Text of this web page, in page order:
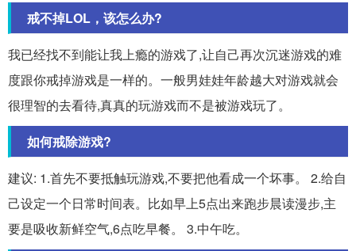
戒不掉LOL，该怎么办?
我已经找不到能让我上瘾的游戏了,让自己再次沉迷游戏的难
度跟你戒掉游戏是一样的。一般男娃娃年龄越大对游戏就会
很理智的去看待,真真的玩游戏而不是被游戏玩了。
如何戒除游戏?
建议: 1.首先不要抵触玩游戏,不要把他看成一个坏事。 2.给自
己设定一个日常时间表。比如早上5点出来跑步晨读漫步,主
要是吸收新鲜空气,6点吃早餐。 3.中午吃。